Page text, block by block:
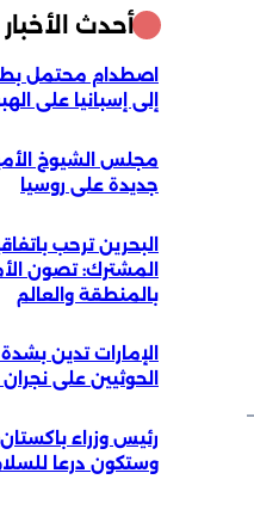
أحدث الأخبار
اصطدام محتمل
إلى إسبانيا على
مجلس الشيوخ
جديدة على روسيا
البحرين ترحب
المشترك: تصون
بالمنطقة والعالم
الإمارات تدين
الحوثيين على
رئيس وزراء
وستكون درعا